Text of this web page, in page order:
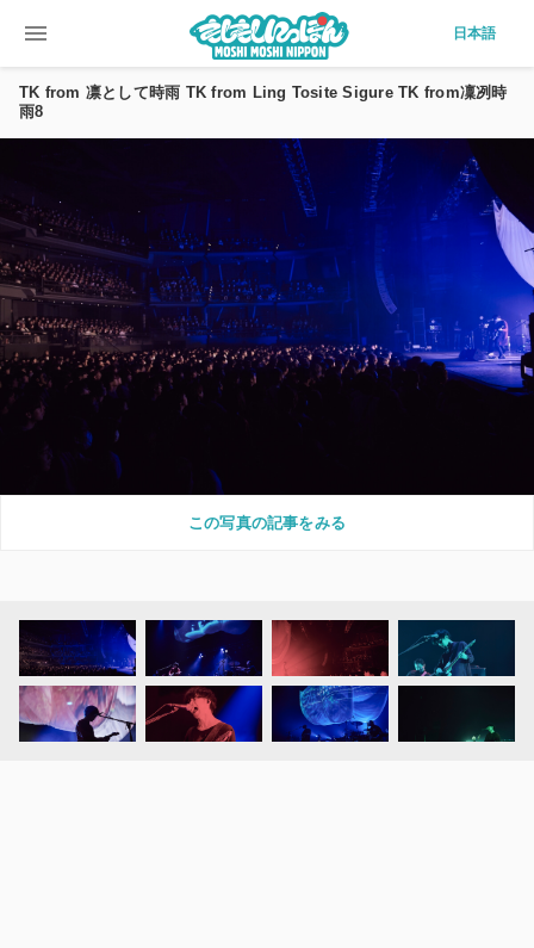
menu 日本語
TK from 凛として時雨 TK from Ling Tosite Sigure TK from凜冽時
雨8
この写真の記事をみる